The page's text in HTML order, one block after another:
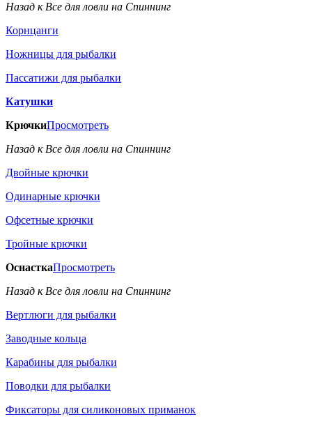
Назад к Все для ловли на Спиннинг
Корнцанги
Ножницы для рыбалки
Пассатижи для рыбалки
Катушки
КрючкиПросмотреть
Назад к Все для ловли на Спиннинг
Двойные крючки
Одинарные крючки
Офсетные крючки
Тройные крючки
ОснасткаПросмотреть
Назад к Все для ловли на Спиннинг
Вертлюги для рыбалки
Заводные кольца
Карабины для рыбалки
Поводки для рыбалки
Фиксаторы для силиконовых приманок